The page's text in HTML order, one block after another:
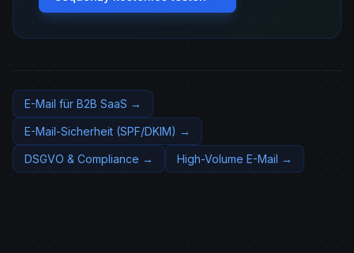
E-Mail für B2B SaaS →
E-Mail-Sicherheit (SPF/DKIM) →
DSGVO & Compliance → High-Volume E-Mail →